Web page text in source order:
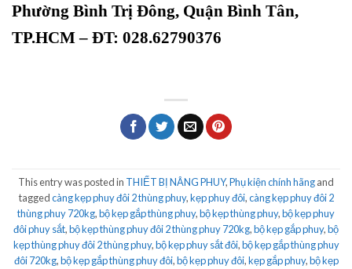
Phường Bình Trị Đông, Quận Bình Tân,
TP.HCM – ĐT: 028.62790376
This entry was posted in THIẾT BỊ NÂNG PHUY,Phụ kiện chính hãngand
taggedcàng kẹp phuy đôi 2 thùng phuy,kẹp phuy đôi,càng kẹp phuy đôi 2
thùng phuy 720kg,bộ kẹp gắp thùng phuy,bộ kẹp thùng phuy,bộ kẹp phuy
đôi phuy sắt,bộ kẹp thùng phuy đôi 2 thùng phuy 720kg,bộ kẹp gắp phuy,bộ
kẹp thùng phuy đôi 2 thùng phuy,bộ kẹp phuy sắt đôi,bộ kẹp gắp thùng phuy
đôi 720kg,bộ kẹp gắp thùng phuy đôi,bộ kẹp phuy đôi,kẹp gắp phuy,bộ kẹp